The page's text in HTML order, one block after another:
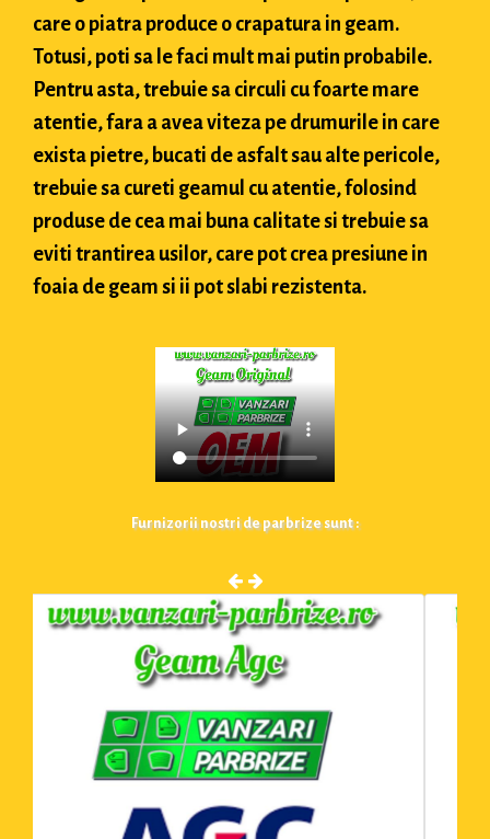
care o piatra produce o crapatura in geam.
Totusi, poti sa le faci mult mai putin probabile.
Pentru asta, trebuie sa circuli cu foarte mare
atentie, fara a avea viteza pe drumurile in care
exista pietre, bucati de asfalt sau alte pericole,
trebuie sa cureti geamul cu atentie, folosind
produse de cea mai buna calitate si trebuie sa
eviti trantirea usilor, care pot crea presiune in
foaia de geam si ii pot slabi rezistenta.
Furnizorii nostri de parbrize sunt :